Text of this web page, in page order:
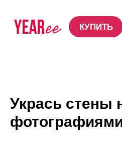
КУПИТЬ
КУПИТЬ
Укрась стены